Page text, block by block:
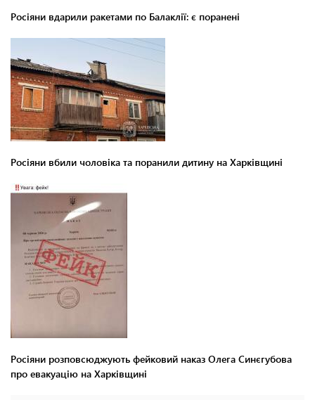
Росіяни вдарили ракетами по Балаклії: є поранені
Росіяни вбили чоловіка та поранили дитину на Харківщині
Росіяни розповсюджують фейковий наказ Олега Синєгубова
про евакуацію на Харківщині